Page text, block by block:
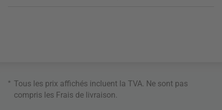
* Tous les prix affichés incluent la TVA. Ne sont pas
compris les Frais de livraison